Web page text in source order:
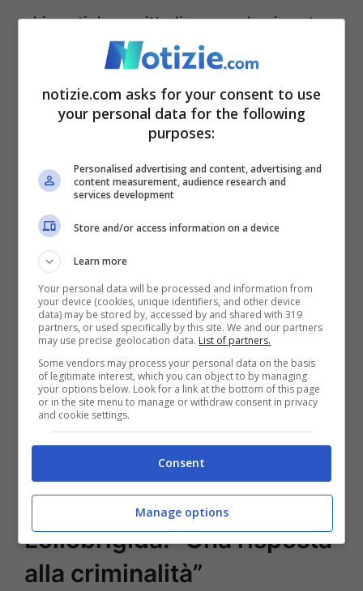
chiamati da un cittadino a rendersi conto
di un problema, hanno proposto una
è caduto nel vuoto ma è diventato un fatto
che i cittadini possono vedere, toccare,
vivere. E questo vuol dire accendere una
speranza e vuol dire farlo in territori nei
quali troppo spesso le istituzioni hanno
pensato che di speranza non potesse
essercene. È un messaggio molto potente”.
Lollobrigida: “Una risposta
alla criminalità”
notizie.com asks for your consent to use
your personal data for the following
purposes:
Personalised advertising and content, advertising and
content measurement, audience research and
services development
Store and/or access information on a device
Learn more
Your personal data will be processed and information from
your device (cookies, unique identifiers, and other device
data) may be stored by, accessed by and shared with 319
partners, or used specifically by this site. We and our partners
may use precise geolocation data. List of partners.
Some vendors may process your personal data on the basis
of legitimate interest, which you can object to by managing
your options below. Look for a link at the bottom of this page
or in the site menu to manage or withdraw consent in privacy
and cookie settings.
Consent
Manage options